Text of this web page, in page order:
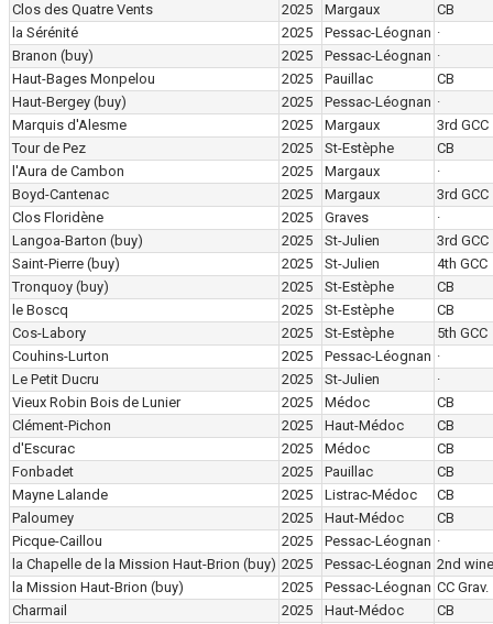
Clos des Quatre Vents
2025 Margaux
CB
la Sérénité
2025 Pessac-Léognan ·
Branon (buy) 2025 Pessac-Léognan ·
Haut-Bages Monpelou
2025 Pauillac
CB
Haut-Bergey (buy) 2025 Pessac-Léognan ·
Marquis d'Alesme
2025 Margaux
3rd GCC
Tour de Pez
2025 St-Estèphe
CB
l'Aura de Cambon
2025 Margaux
·
Boyd-Cantenac
2025 Margaux
3rd GCC
Clos Floridène
2025 Graves
·
Langoa-Barton (buy) 2025 St-Julien
3rd GCC
Saint-Pierre (buy) 2025 St-Julien
4th GCC
Tronquoy (buy) 2025 St-Estèphe
CB
le Boscq
2025 St-Estèphe
CB
Cos-Labory
2025 St-Estèphe
5th GCC
Couhins-Lurton
2025 Pessac-Léognan ·
Le Petit Ducru
2025 St-Julien
·
Vieux Robin Bois de Lunier
2025 Médoc
CB
Clément-Pichon
2025 Haut-Médoc
CB
d'Escurac
2025 Médoc
CB
Fonbadet
2025 Pauillac
CB
Mayne Lalande
2025 Listrac-Médoc
CB
Paloumey
2025 Haut-Médoc
CB
Picque-Caillou
2025 Pessac-Léognan ·
la Chapelle de la Mission Haut-Brion (buy) 2025 Pessac-Léognan 2nd wine
la Mission Haut-Brion (buy) 2025 Pessac-Léognan CC Grav.
Charmail
2025 Haut-Médoc
CB